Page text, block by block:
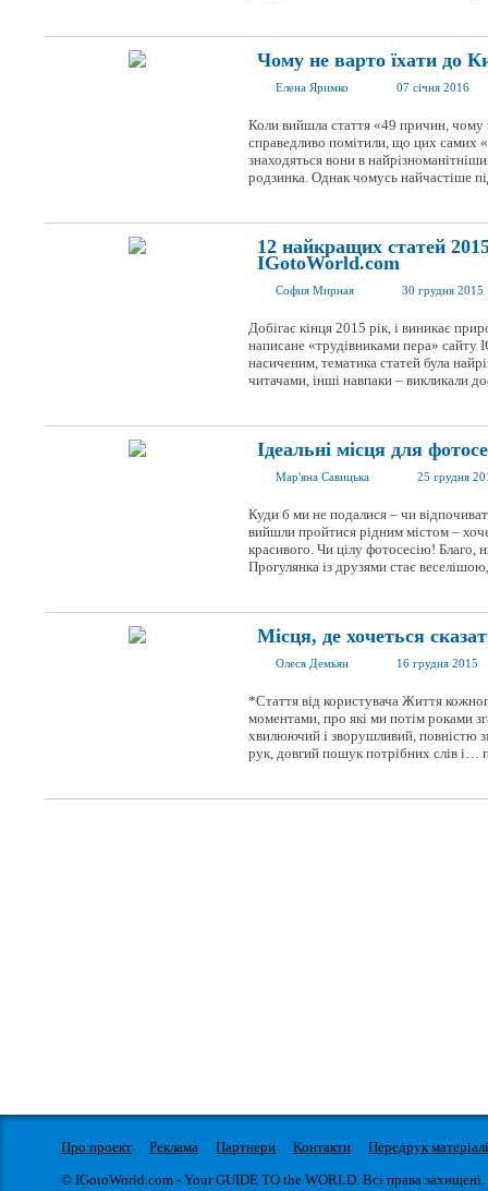
Чому не варто їхати до
Елена Яримко 07 січня 2016
Коли вийшла стаття «49 причин, чому
справедливо помітили, що цих самих
знаходяться вони в
родзинка. Однак чомусь найчастіше
12 найкращих статей
IGotoWorld.com
София Мирная 30 грудня 2015
Добігає кінця 2015 рік, і виникає
написане «трудівниками пера»
насиченим, тематика статей була
читачами, інші навпаки – викликали
Ідеальні місця для
Мар'яна Савицька 25 грудня
Куди б ми не подалися – чи
вийшли пройтися рідним містом –
красивого. Чи цілу фотосесію! Благо,
Прогулянка із друзями стає
Місця, де хочеться
Олеся Демьян 16 грудня 2015
*Стаття від користувача Життя
моментами, про які ми потім роками
хвилюючий і зворушливий, повністю
рук, довгий пошук потрібних слів і…
Про проект Реклама Партнери Контакти
Передрук
© IGotoWorld.com - Your GUIDE TO the WORLD. Всі права захищені.